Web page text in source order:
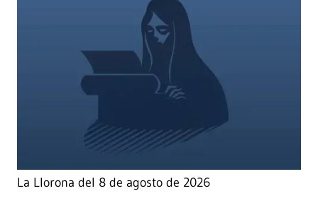
La Llorona del 8 de agosto de 2026